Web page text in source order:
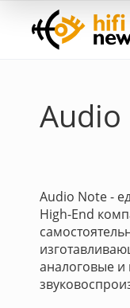
Audio Note -
High-End
аналоговые